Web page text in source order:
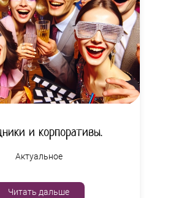
и корпоративы.
Актуальное
Читать дальше